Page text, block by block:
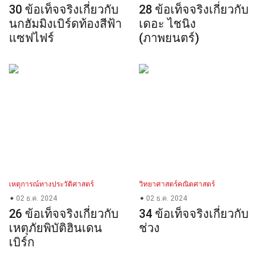
30 ข้อเท็จจริงเกี่ยวกับ
นกฮัมมิงเบิร์ดท้องสีฟ้า
แซฟไฟร์
28 ข้อเท็จจริงเกี่ยวกับ
เดอะ ไชนิง
(ภาพยนตร์)
เหตุการณ์ทางประวัติศาสตร์
02 ธ.ค. 2024
26 ข้อเท็จจริงเกี่ยวกับ
เหตุภัยพิบัติฮินเดน
เบิร์ก
วิทยาศาสตร์คณิตศาสตร์
02 ธ.ค. 2024
34 ข้อเท็จจริงเกี่ยวกับ
ช่วง